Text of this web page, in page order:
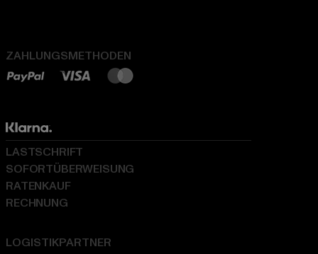
ZAHLUNGSMETHODEN
LOGISTIKPARTNER
LASTSCHRIFT
SOFORTÜBERWEISUNG
RATENKAUF
RECHNUNG